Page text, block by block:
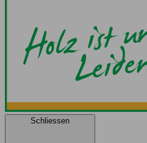
Schliessen